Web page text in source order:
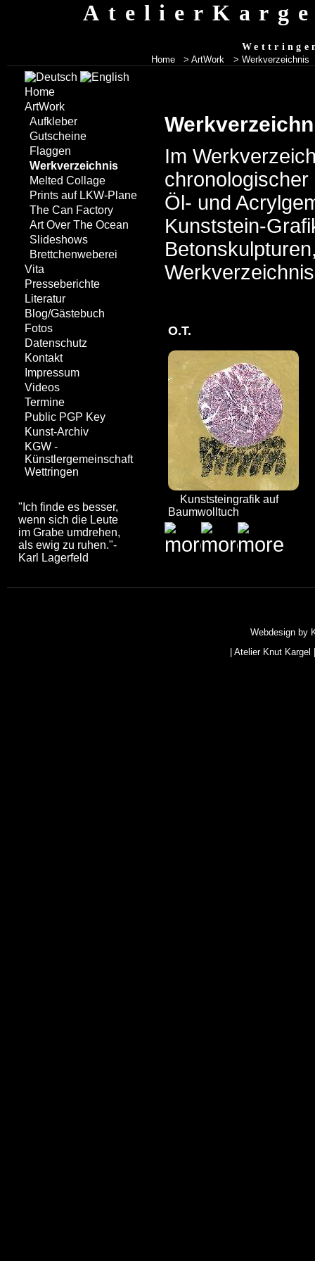
Home > ArtWork > Werkverzeichnis
Im
chronologischer
Öl- und
Kunststein-
O.T.
Kunststeingrafik auf
Baumwolltuch
Home
ArtWork
Aufkleber
Gutscheine
Flaggen
Werkverzeichnis
Melted Collage
Prints auf LKW-Plane
The Can Factory
Art Over The Ocean
Slideshows
Brettchenweberei
Vita
Presseberichte
Literatur
Blog/Gästebuch
Fotos
Datenschutz
Kontakt
Impressum
Videos
Termine
Public PGP Key
Kunst-Archiv
KGW -
Künstlergemeinschaft
Wettringen
"Ich finde es besser,
wenn sich die Leute
im Grabe umdrehen,
als ewig zu ruhen."-
Karl Lagerfeld
Webdesign by
|Atelier Knut Kargel